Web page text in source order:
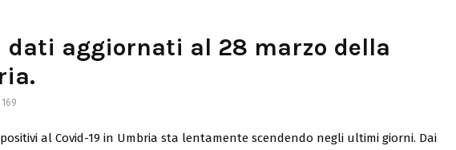
dati aggiornati al 28 marzo della
169
al Covid-19 in Umbria sta lentamente scendendo negli ultimi giorni. Dai